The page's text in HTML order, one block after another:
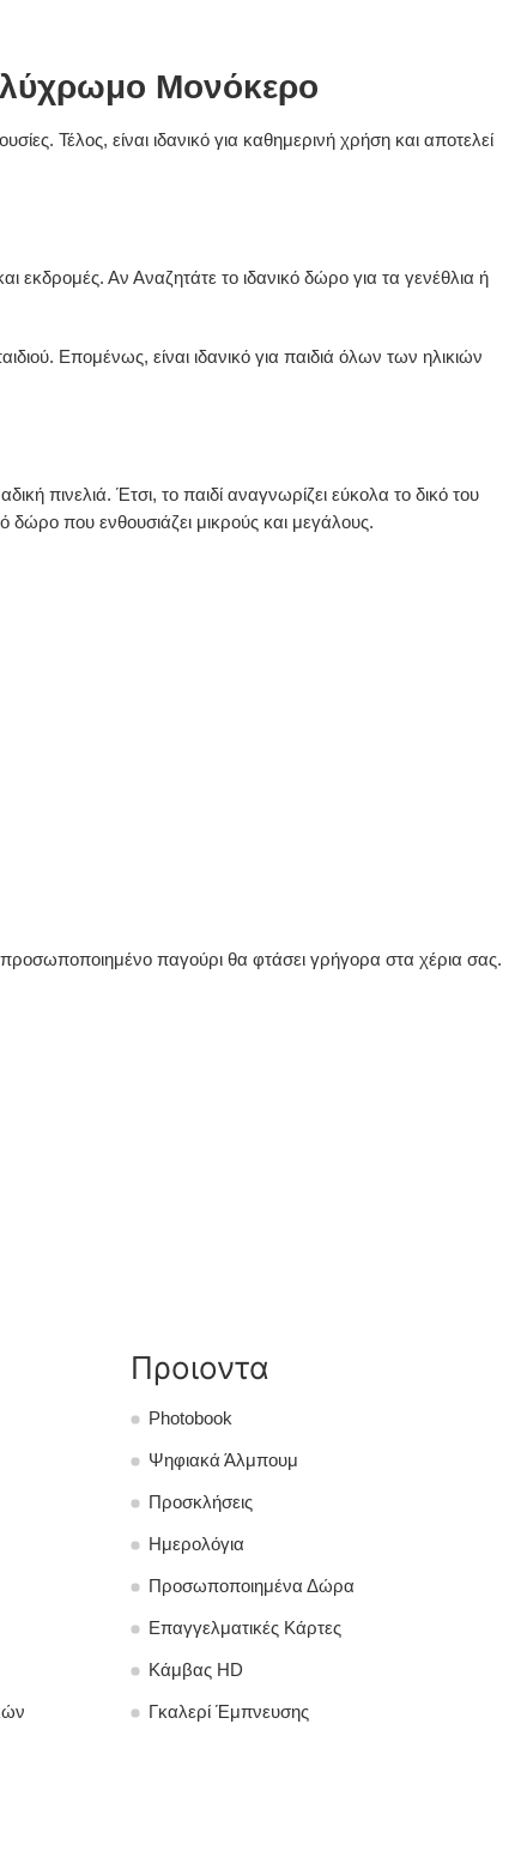
Μονόκερο
Τέλος, είναι ιδανικό για καθημερινή χρήση και αποτελεί
εκδρομές. Αν Αναζητάτε το ιδανικό δώρο για τα γενέθλια ή
Επομένως, είναι ιδανικό για παιδιά όλων των ηλικιών
πινελιά. Έτσι, το παιδί αναγνωρίζει εύκολα το δικό του
δώρο που ενθουσιάζει μικρούς και μεγάλους.
παγούρι θα φτάσει γρήγορα στα χέρια σας.
Προιοντα
Photobook
Ψηφιακά Άλμπουμ
Προσκλήσεις
Ημερολόγια
Προσωποποιημένα Δώρα
Επαγγελματικές Κάρτες
Κάμβας HD
Γκαλερί Έμπνευσης